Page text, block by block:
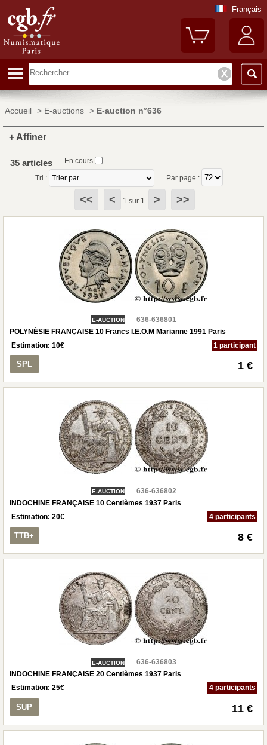
Français
Accueil > E-auctions > E-auction n°636
+ Affiner
35 articles En cours
Tri : Par page :
<< < 1 sur 1 > >>
E-AUCTION
636-636801
POLYNÉSIE FRANÇAISE 10 Francs I.E.O.M Marianne 1991 Paris
Estimation: 10€ 1 participant
SPL 1 €
E-AUCTION
636-636802
INDOCHINE FRANÇAISE 10 Centièmes 1937 Paris
Estimation: 20€ 4 participants
TTB+ 8 €
E-AUCTION
636-636803
INDOCHINE FRANÇAISE 20 Centièmes 1937 Paris
Estimation: 25€ 4 participants
SUP 11 €